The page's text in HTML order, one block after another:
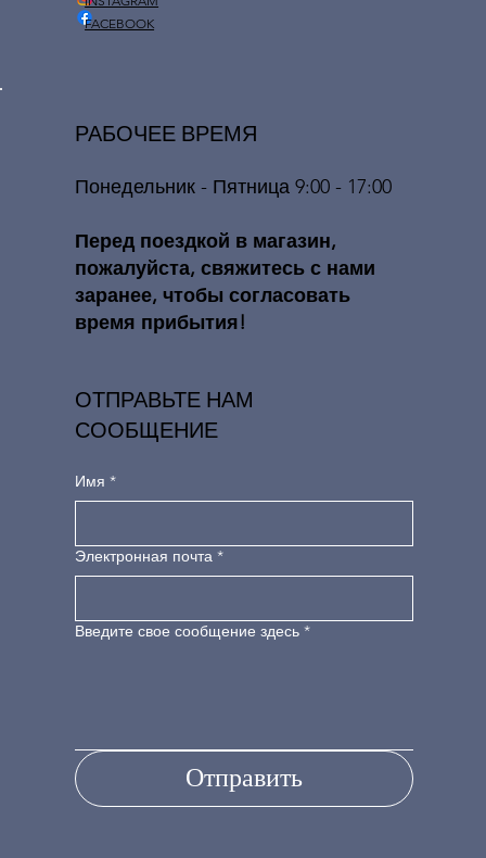
FACEBOOK
РАБОЧЕЕ ВРЕМЯ
Понедельник - Пятница 9:00 - 17:00
​​Перед поездкой в ​​магазин,
пожалуйста, свяжитесь с нами
заранее, чтобы согласовать
время прибытия!
ОТПРАВЬТЕ НАМ
СООБЩЕНИЕ
Имя *
Электронная почта *
Введите свое сообщение здесь *
Отправить